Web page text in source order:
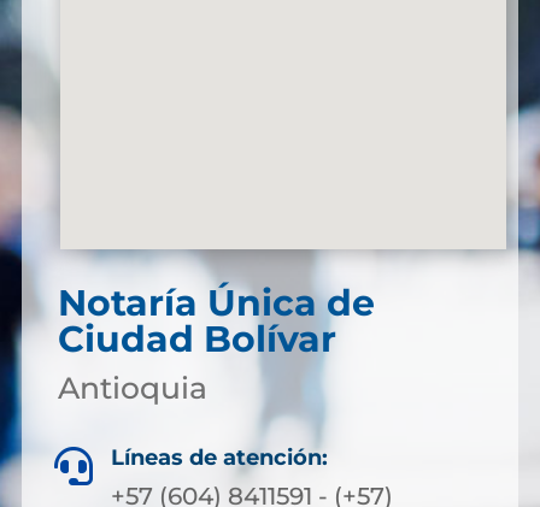
Notaría Única de
Ciudad Bolívar
Antioquia
 Líneas de atención:
+57 (604) 8411591 - (+57)